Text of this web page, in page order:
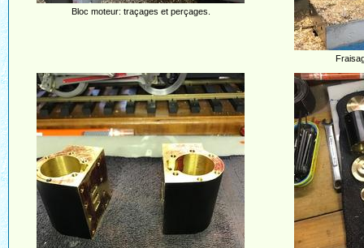
Bloc moteur: traçages et perçages.